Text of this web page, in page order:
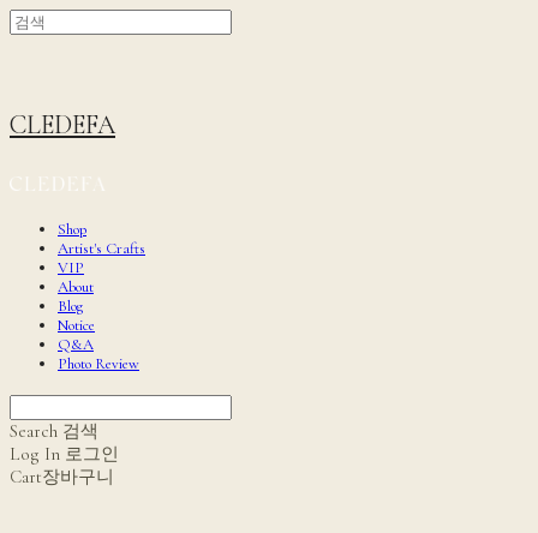
CLEDEFA
Shop
Artist's Crafts
VIP
About
Blog
Notice
Q&A
Photo Review
Search 검색
Log In 로그인
Cart장바구니